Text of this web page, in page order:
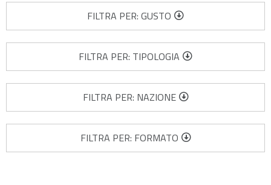
FILTRA PER: GUSTO
FILTRA PER: TIPOLOGIA
FILTRA PER: NAZIONE
FILTRA PER: FORMATO